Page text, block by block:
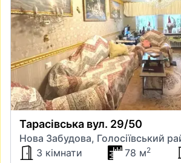
Тарасівська вул. 29/50
Нова Забудова, Голосіївський
3 кімнати
78 м2